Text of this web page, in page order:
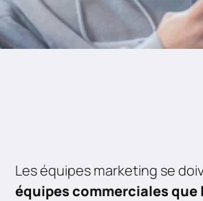
Les équipes marketing se
équipes commerciales